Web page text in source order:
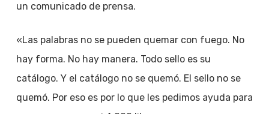
un comunicado de prensa.
«Las palabras no se pueden quemar con fuego. No
hay forma. No hay manera. Todo sello es su
catálogo. Y el catálogo no se quemó. El sello no se
quemó. Por eso es por lo que les pedimos ayuda para